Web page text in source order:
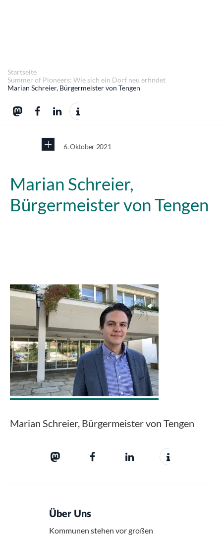
Startseite
Summer of Pioneers: Wie sich ein Dorf neu erfindet
Marian Schreier, Bürgermeister von Tengen
6. Oktober 2021
Marian Schreier,
Bürgermeister von Tengen
Marian Schreier, Bürgermeister von Tengen
Über Uns
Kommunen stehen vor großen